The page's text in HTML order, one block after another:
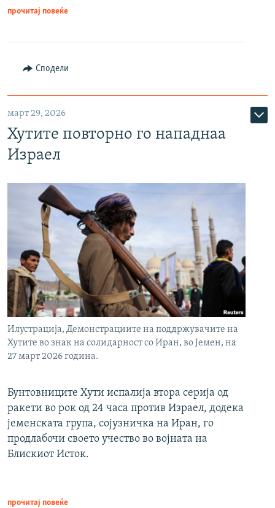
прочитај повеќе
Сподели
март 29, 2026
Хутите повторно го нападнаа
Израел
Илустрација, Демонстрациите на поддржувачите на
Хутите во знак на солидарност со Иран, во Јемен, на
27 март 2026 година.
Бунтовниците Хути испалија втора серија од
ракети во рок од 24 часа против Израел, додека
јеменската група, сојузничка на Иран, го
продлабочи своето учество во војната на
Блискиот Исток.
прочитај повеќе